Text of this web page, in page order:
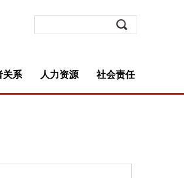
关系 人力资源 社会责任